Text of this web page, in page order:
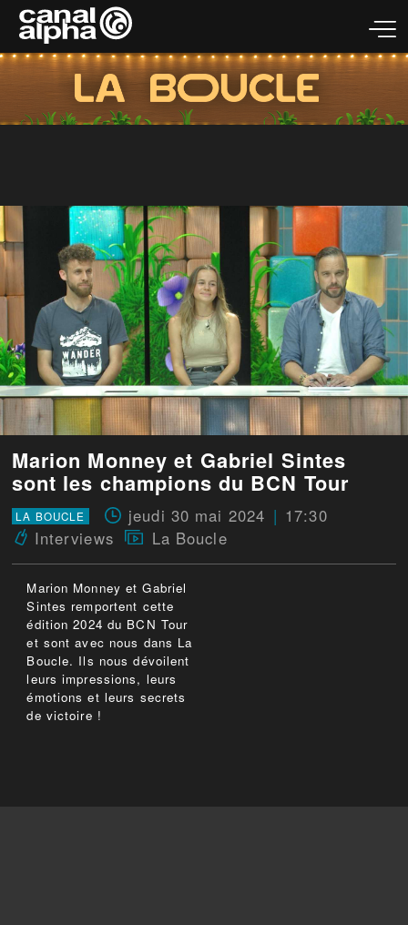
Marion Monney et Gabriel Sintes
sont les champions du BCN Tour
LA BOUCLE jeudi 30 mai 2024
17:30
Interviews
La Boucle
Marion Monney et Gabriel
Sintes remportent cette
édition 2024 du BCN Tour
et sont avec nous dans La
Boucle. Ils nous dévoilent
leurs impressions, leurs
émotions et leurs secrets
de victoire !